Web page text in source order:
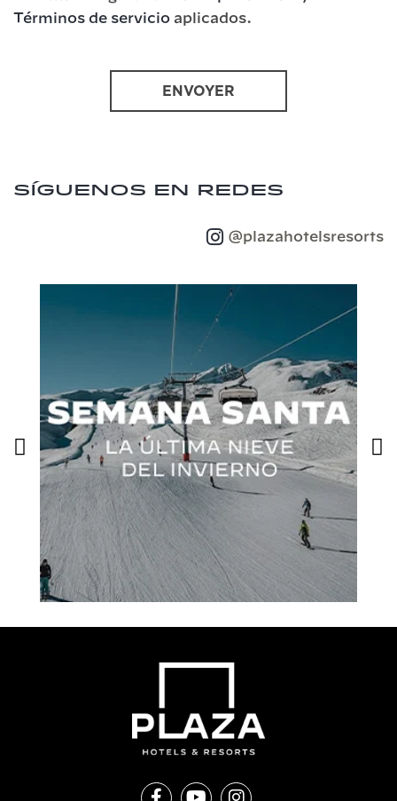
Términos de servicio aplicados.
ENVOYER
Síguenos en redes
@plazahotelsresorts